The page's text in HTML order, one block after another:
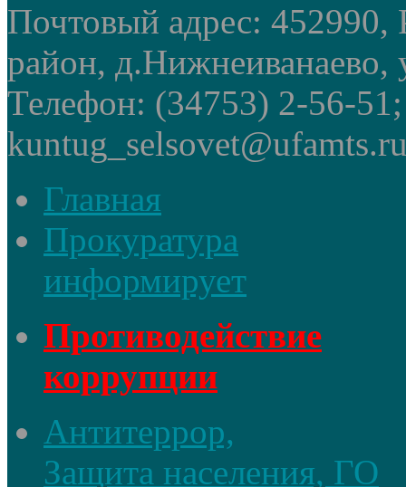
Почтовый адрес: 452990,
район, д.Нижнеиванаево,
Телефон: (34753) 2-56-
Главная
Прокуратура
информирует
Противодействие
коррупции
Антитеррор,
Защита населения, ГО